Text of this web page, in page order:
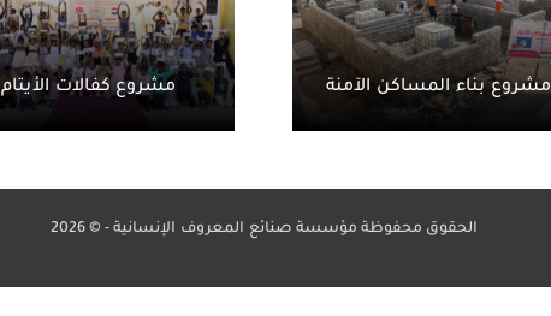
مشروع بناء المساكن الآمنة مشروع كفالات الأيتام
الحقوق محفوظة مؤسسة صنائع المعروف الإنسانية - © 2026